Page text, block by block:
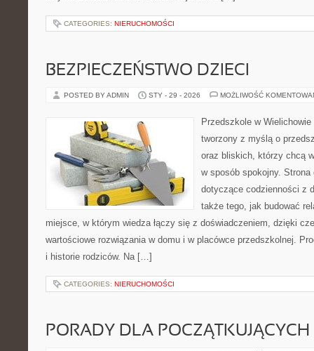
CATEGORIES: NIERUCHOMOŚCI
BEZPIECZEŃSTWO DZIECI
POSTED BY ADMIN STY - 29 - 2026 MOŻLIWOŚĆ
Przedszkole w
tworzony z myślą o
oraz bliskich, którzy chcą
w sposób spokojny.
dotyczące codzienności z
także tego, jak budować
miejsce, w którym wiedza łączy się z doświadczeniem, dzięki
wartościowe rozwiązania w domu i w placówce przedszkolnej.
i historie rodziców. Na […]
CATEGORIES: NIERUCHOMOŚCI
PORADY DLA POCZĄTKUJĄCYCH